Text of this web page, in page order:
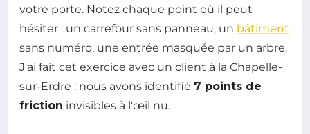
votre porte. Notez chaque point où il peut
hésiter : un carrefour sans panneau, un bâtiment
sans numéro, une entrée masquée par un arbre.
J'ai fait cet exercice avec un client à la Chapelle-
sur-Erdre : nous avons identifié 7 points de
friction invisibles à l'œil nu.